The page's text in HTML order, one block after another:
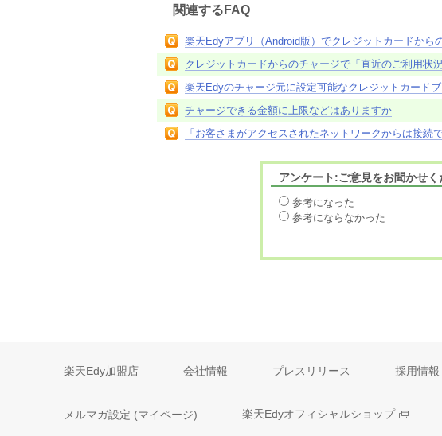
関連するFAQ
楽天Edyアプリ（Android版）でクレジットカードから
クレジットカードからのチャージで「直近のご利用状
楽天Edyのチャージ元に設定可能なクレジットカード
チャージできる金額に上限などはありますか
「お客さまがアクセスされたネットワークからは接続
アンケート:ご意見をお聞かせく
参考になった
参考にならなかった
楽天Edy加盟店 会社情報 プレスリリース 採用情報
メルマガ設定 (マイページ) 楽天Edyオフィシャルショップ